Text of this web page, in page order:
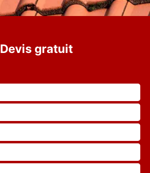
Devis gratuit